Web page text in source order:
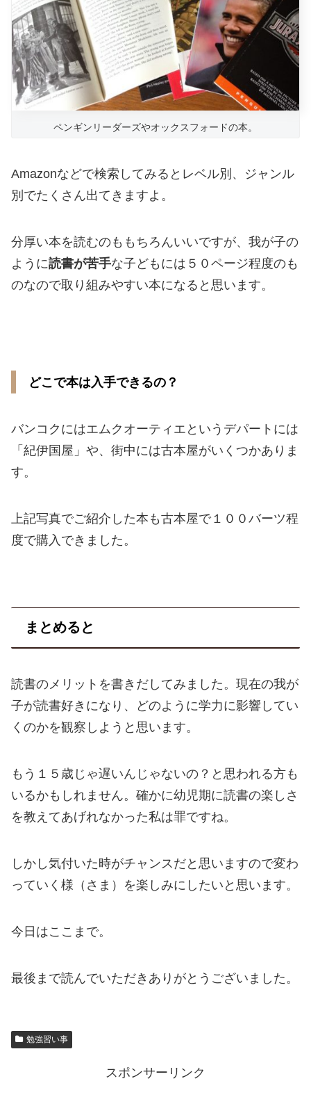
ペンギンリーダーズやオックスフォードの本。
Amazonなどで検索してみるとレベル別、ジャンル
別でたくさん出てきますよ。
分厚い本を読むのももちろんいいですが、我が子の
ように読書が苦手な子どもには５０ページ程度のも
のなので取り組みやすい本になると思います。
どこで本は入手できるの？
バンコクにはエムクオーティエというデパートには
「紀伊国屋」や、街中には古本屋がいくつかありま
す。
上記写真でご紹介した本も古本屋で１００バーツ程
度で購入できました。
まとめると
読書のメリットを書きだしてみました。現在の我が
子が読書好きになり、どのように学力に影響してい
くのかを観察しようと思います。
もう１５歳じゃ遅いんじゃないの？と思われる方も
いるかもしれません。確かに幼児期に読書の楽しさ
を教えてあげれなかった私は罪ですね。
しかし気付いた時がチャンスだと思いますので変わ
っていく様（さま）を楽しみにしたいと思います。
今日はここまで。
最後まで読んでいただきありがとうございました。
勉強習い事
スポンサーリンク